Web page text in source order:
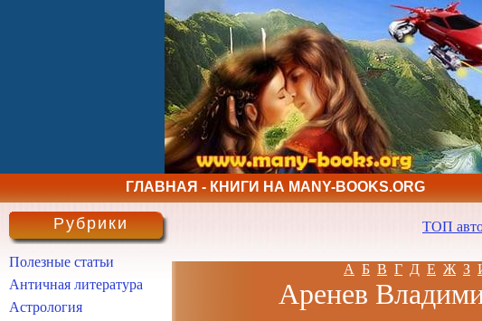
ГЛАВНАЯ - КНИГИ НА MANY-BOOKS.ORG
ТОП
А Б В Г Д Е Ж З
Аренев
Рубрики
Полезные статьи
Античная литература
Астрология